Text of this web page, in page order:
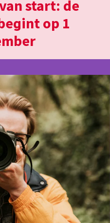
start: de
op 1